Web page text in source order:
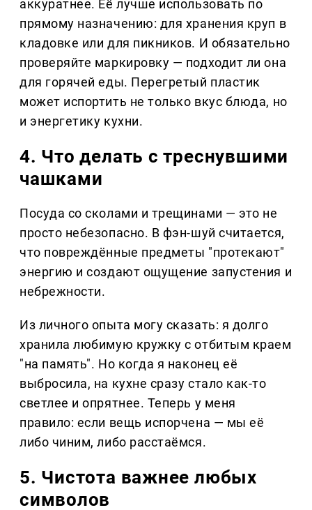
аккуратнее. Её лучше использовать по
прямому назначению: для хранения круп в
кладовке или для пикников. И обязательно
проверяйте маркировку — подходит ли она
для горячей еды. Перегретый пластик
может испортить не только вкус блюда, но
и энергетику кухни.
4. Что делать с треснувшими
чашками
Посуда со сколами и трещинами — это не
просто небезопасно. В фэн-шуй считается,
что повреждённые предметы "протекают"
энергию и создают ощущение запустения и
небрежности.
Из личного опыта могу сказать: я долго
хранила любимую кружку с отбитым краем
"на память". Но когда я наконец её
выбросила, на кухне сразу стало как-то
светлее и опрятнее. Теперь у меня
правило: если вещь испорчена — мы её
либо чиним, либо расстаёмся.
5. Чистота важнее любых
символов